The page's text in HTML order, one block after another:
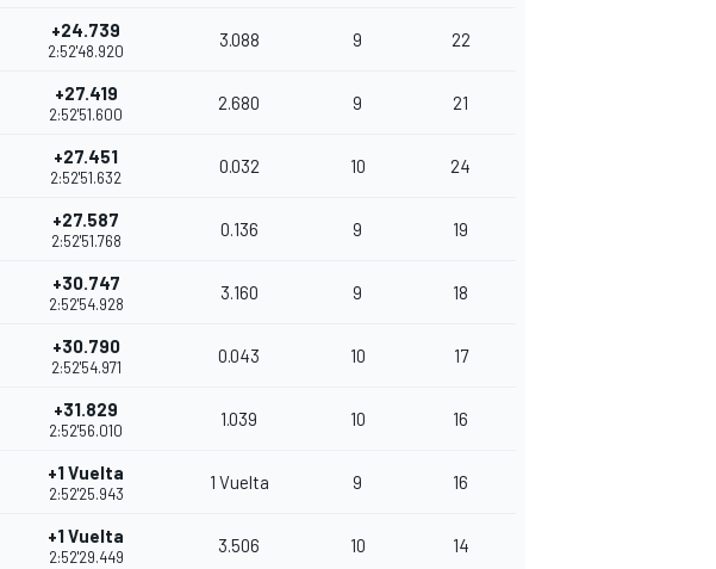
+24.739
2:52'48.920
3.088 9 22
+27.419
2:52'51.600
2.680 9 21
+27.451
2:52'51.632
0.032 10 24
+27.587
2:52'51.768
0.136 9 19
+30.747
2:52'54.928
3.160 9 18
+30.790
2:52'54.971
0.043 10 17
+31.829
2:52'56.010
1.039 10 16
+1 Vuelta
2:52'25.943
1 Vuelta 9 16
+1 Vuelta
2:52'29.449
3.506 10 14